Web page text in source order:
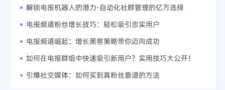
解锁电报机器人的潜力-自动化社群管理的亿万选择
电报频道粉丝增长技巧：轻松吸引忠实用户
电报频道崛起：增长黑客策略带你迈向成功
如何在电报群组中快速吸引新用户？实用技巧大公开！
引爆社交媒体：如何买到真粉丝靠谱的方法